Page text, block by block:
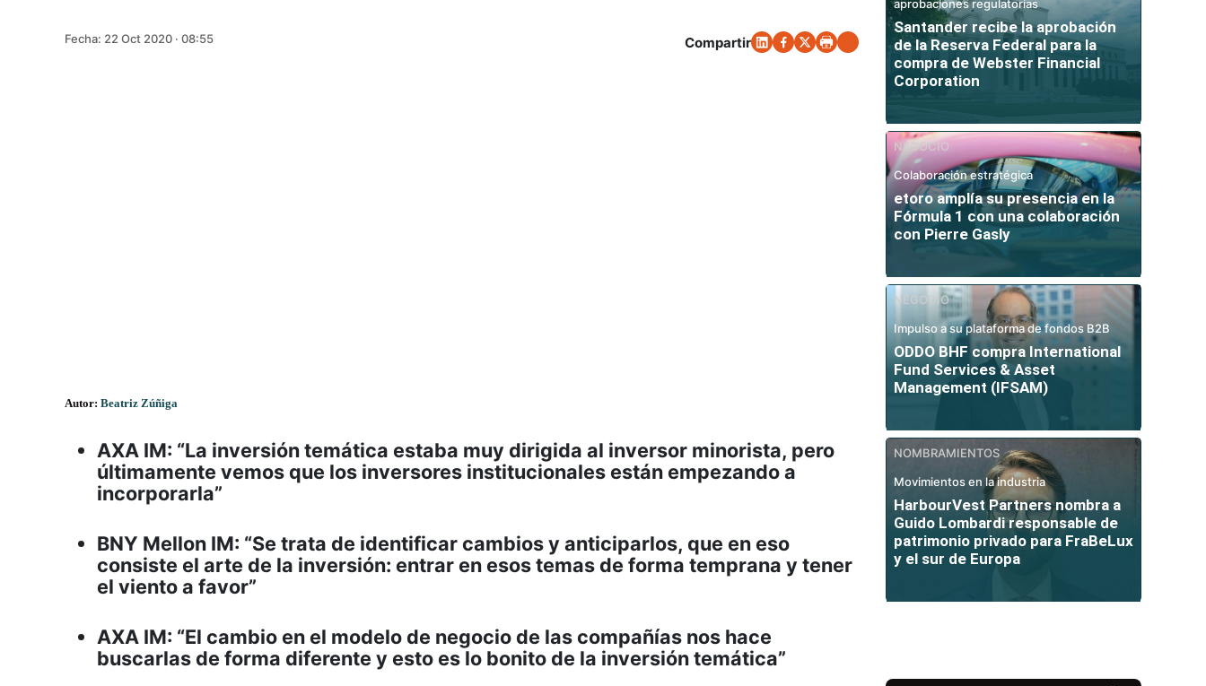
Fecha: 22 Oct 2020 · 08:55 Compartir
Autor: Beatriz Zúñiga
AXA IM: “La inversión temática estaba muy dirigida al inversor minorista, pero
últimamente vemos que los inversores institucionales están empezando a
incorporarla”
BNY Mellon IM: “Se trata de identificar cambios y anticiparlos, que en eso
consiste el arte de la inversión: entrar en esos temas de forma temprana y tener
el viento a favor”
AXA IM: “El cambio en el modelo de negocio de las compañías nos hace
buscarlas de forma diferente y esto es lo bonito de la inversión temática”
aprobaciones regulatorias
Santander recibe la aprobación
de la Reserva Federal para la
compra de Webster Financial
Corporation
NEGOCIO
Colaboración estratégica
etoro amplía su presencia en la
Fórmula 1 con una colaboración
con Pierre Gasly
NEGOCIO
Impulso a su plataforma de fondos B2B
ODDO BHF compra International
Fund Services & Asset
Management (IFSAM)
NOMBRAMIENTOS
Movimientos en la industria
HarbourVest Partners nombra a
Guido Lombardi responsable de
patrimonio privado para FraBeLux
y el sur de Europa